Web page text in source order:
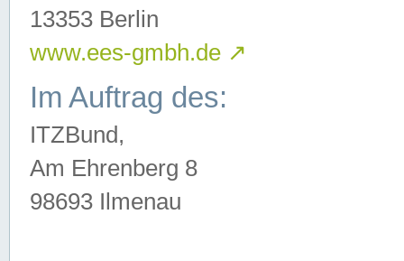
13353 Berlin
www.ees-gmbh.de ↗
Im Auftrag des:
ITZBund,
Am Ehrenberg 8
98693 Ilmenau